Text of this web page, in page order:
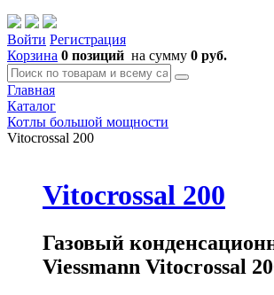
Войти Регистрация
Корзина 0 позиций на сумму 0 руб.
Главная
Каталог
Котлы большой мощности
Vitocrossal 200
Vitocrossal 200
Газовый
Viessmann Vitocrossal